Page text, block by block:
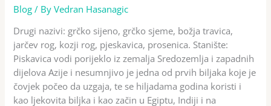
Blog / ByVedran Hasanagic
Drugi nazivi: grčko sijeno, grčko sjeme, božja travica,
jarčev rog, kozji rog, pjeskavica, prosenica. Stanište:
Piskavica vodi porijeklo iz zemalja Sredozemlja i zapadnih
dijelova Azije i nesumnjivo je jedna od prvih biljaka koje je
čovjek počeo da uzgaja, te se hiljadama godina koristi i
kao ljekovita biljka i kao začin u Egiptu, Indiji i na